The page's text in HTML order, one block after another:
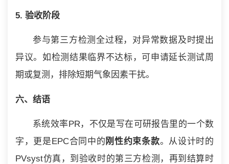
5. 验收阶段
参与第三方检测全过程，对异常数据及时提出
异议。如检测结果临界不达标，可申请延长测试周
期或复测，排除短期气象因素干扰。
六、结语
系统效率PR，不仅是写在可研报告里的一个数
字，更是EPC合同中的 刚性约束条款。从设计时的
PVsyst仿真，到验收时的第三方检测，再到结算时